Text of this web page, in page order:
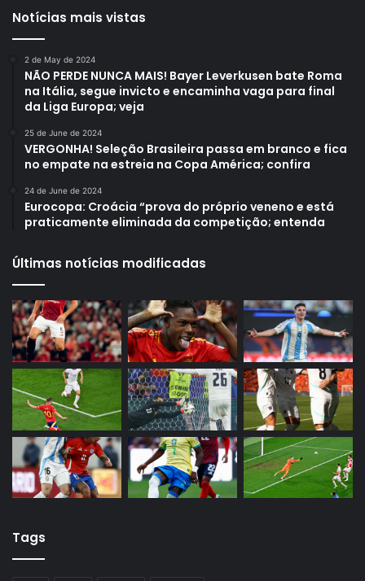
Notícias mais vistas
2 de May de 2024
NÃO PERDE NUNCA MAIS! Bayer Leverkusen bate Roma
na Itália, segue invicto e encaminha vaga para final
da Liga Europa; veja
25 de June de 2024
VERGONHA! Seleção Brasileira passa em branco e fica
no empate na estreia na Copa América; confira
24 de June de 2024
Eurocopa: Croácia “prova do próprio veneno e está
praticamente eliminada da competição; entenda
Últimas notícias modificadas
Tags